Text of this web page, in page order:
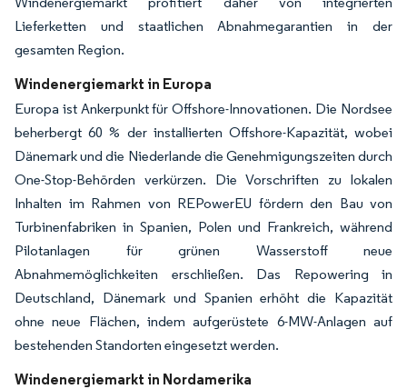
Lieferketten und staatlichen Abnahmegarantien in der
gesamten Region.
Windenergiemarkt in Europa
Europa ist Ankerpunkt für Offshore-Innovationen. Die Nordsee
beherbergt 60 % der installierten Offshore-Kapazität, wobei
Dänemark und die Niederlande die Genehmigungszeiten durch
One-Stop-Behörden verkürzen. Die Vorschriften zu lokalen
Inhalten im Rahmen von REPowerEU fördern den Bau von
Turbinenfabriken in Spanien, Polen und Frankreich, während
Pilotanlagen für grünen Wasserstoff neue
Abnahmemöglichkeiten erschließen. Das Repowering in
Deutschland, Dänemark und Spanien erhöht die Kapazität
ohne neue Flächen, indem aufgerüstete 6-MW-Anlagen auf
bestehenden Standorten eingesetzt werden.
Windenergiemarkt in Nordamerika